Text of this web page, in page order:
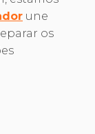
une
os